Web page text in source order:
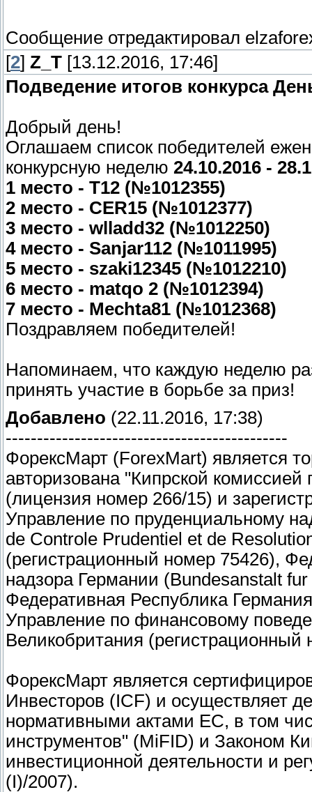
Сообщение отредактировал
[2] Z_T [13.12.2016, 17:46]
Подведение итогов конкурса
Добрый день!
Оглашаем список победителей
конкурсную неделю 24.10.2016 -
1 место - T12 (№1012355)
2 место - CER15 (№1012377)
3 место - wlladd32 (№1012250)
4 место - Sanjar112 (№1011995)
5 место - szaki12345 (№1012210)
6 место - matqo 2 (№1012394)
7 место - Mechta81 (№1012368)
Поздравляем победителей!
Напоминаем, что каждую неделю
принять участие в борьбе за приз!
Добавлено (22.11.2016, 17:38)
---------------------------------------------
ФорексМарт (ForexMart) является
авторизована "Кипрской
(лицензия номер 266/15) и
Управление по пруденциальному
de Controle Prudentiel et de
(регистрационный номер 75426),
надзора Германии (Bundesanstalt
Федеративная Республика
Управление по финансовому
Великобритания
ФорексМарт является
Инвесторов (ICF) и осуществляет
нормативными актами ЕС, в том
инструментов" (MiFID) и Законом
инвестиционной деятельности и
(I)/2007).